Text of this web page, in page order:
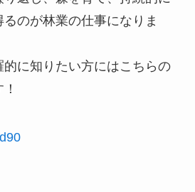
のが林業の仕事になりま
に知りたい方にはこちらの